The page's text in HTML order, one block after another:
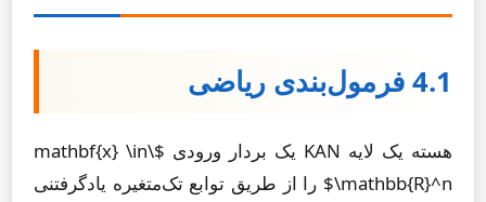
4.1 فرمول‌بندی ریاضی
هسته یک لایه KAN یک بردار ورودی $\mathbf{x} \in
\mathbb{R}^n$ را از طریق توابع تک‌متغیره یادگرفتنی